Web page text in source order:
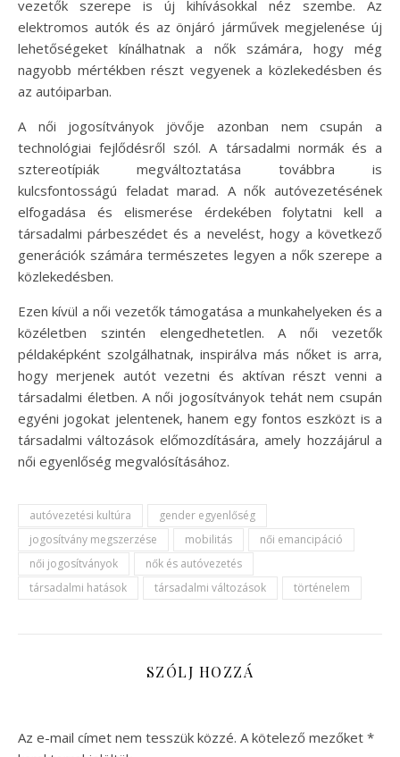
vezetők szerepe is új kihívásokkal néz szembe. Az
elektromos autók és az önjáró járművek megjelenése új
lehetőségeket kínálhatnak a nők számára, hogy még
nagyobb mértékben részt vegyenek a közlekedésben és
az autóiparban.
A női jogosítványok jövője azonban nem csupán a
technológiai fejlődésről szól. A társadalmi normák és a
sztereotípiák megváltoztatása továbbra is
kulcsfontosságú feladat marad. A nők autóvezetésének
elfogadása és elismerése érdekében folytatni kell a
társadalmi párbeszédet és a nevelést, hogy a következő
generációk számára természetes legyen a nők szerepe a
közlekedésben.
Ezen kívül a női vezetők támogatása a munkahelyeken és a
közéletben szintén elengedhetetlen. A női vezetők
példaképként szolgálhatnak, inspirálva más nőket is arra,
hogy merjenek autót vezetni és aktívan részt venni a
társadalmi életben. A női jogosítványok tehát nem csupán
egyéni jogokat jelentenek, hanem egy fontos eszközt is a
társadalmi változások előmozdítására, amely hozzájárul a
női egyenlőség megvalósításához.
autóvezetési kultúra
gender egyenlőség
jogosítvány megszerzése
mobilitás
női emancipáció
női jogosítványok
nők és autóvezetés
társadalmi hatások
társadalmi változások történelem
SZÓLJ HOZZÁ
Az e-mail címet nem tesszük közzé. A kötelező mezőket *